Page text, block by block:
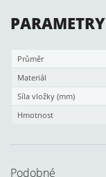
PARAMETRY
Průměr
Materiál
Síla vložky (mm)
Hmotnost
Podobné